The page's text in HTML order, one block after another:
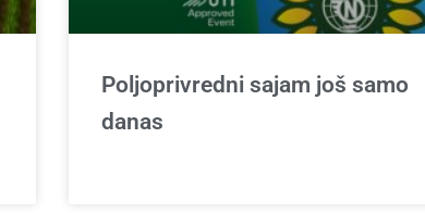
Poljoprivredni sajam još samo
danas